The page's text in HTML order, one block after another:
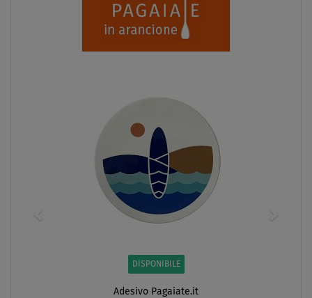
DISPONIBILE
Adesivo Pagaiate.it